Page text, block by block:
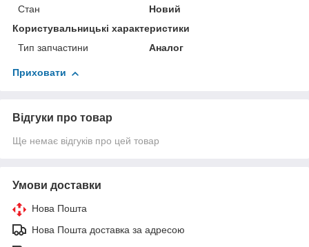
Стан
Новий
Користувальницькі характеристики
Тип запчастини
Аналог
Приховати
Відгуки про товар
Ще немає відгуків про цей товар
Умови доставки
Нова Пошта
Нова Пошта доставка за адресою